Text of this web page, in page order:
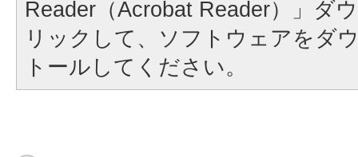
Reader（Acrobat Reader）」ダ
リックして、ソフトウェアをダ
トールしてください。